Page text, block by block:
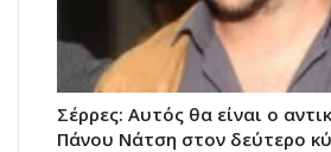
Σέρρες: Αυτός θα είναι ο
Πάνου Νάτση στον δεύτερο